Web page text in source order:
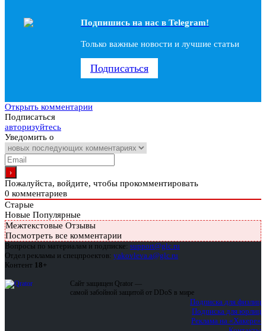
Подпишись на наc в Telegram!
Только важные новости и лучшие статьи
Подписаться
Открыть комментарии
Подписаться
авторизуйтесь
Уведомить о
Пожалуйста, войдите, чтобы прокомментировать
0 комментариев
Старые
Новые Популярные
Межтекстовые Отзывы
Посмотреть все комментарии
Вопросы по материалам и подписке: support@glc.ru
Отдел рекламы и спецпроектов: yakovleva.a@glc.ru
Контент 18+
Сайт защищен Qrator —
самой забойной защитой от DDoS в мире
Подписка для физлиц
Подписка для юрлиц
Реклама на «Хакере»